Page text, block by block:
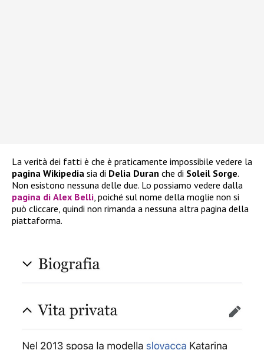
La verità dei fatti è che è praticamente impossibile vedere la
pagina Wikipedia sia di Delia Duran che di Soleil Sorge.
Non esistono nessuna delle due. Lo possiamo vedere dalla
pagina di Alex Belli, poiché sul nome della moglie non si
può cliccare, quindi non rimanda a nessuna altra pagina della
piattaforma.